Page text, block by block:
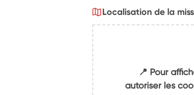
Localisation de la
📍 Pour
autoriser les